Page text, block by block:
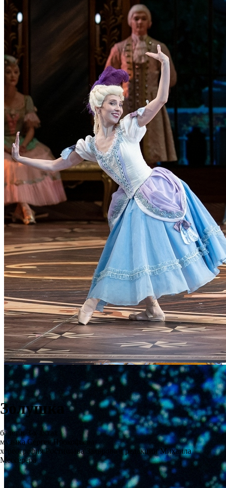
Золушка
балет в 3-х актах
музыка Сергея Прокофьева
хореография Ростислава Захарова в редакции Михаила
Мессерера